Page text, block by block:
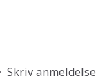
Skriv anmeldelse